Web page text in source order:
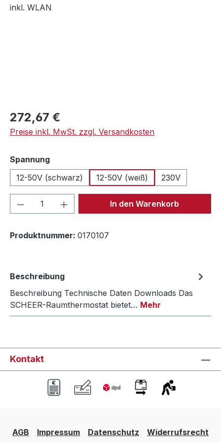
Regulärer Preis:
272,67 €
Preise inkl. MwSt. zzgl. Versandkosten
Spannungauswählen
12-50V (schwarz)
12-50V (weiß) 230V
Produkt Anzahl: Gib denIn den Warenkorb
Produktnummer: 0170107
Beschreibung
Beschreibung Technische Daten Downloads Das
SCHEER-Raumthermostat bietet… Mehr
Kontakt
AGB Impressum Datenschutz Widerrufsrecht